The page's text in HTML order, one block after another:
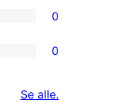
0
0
Se alleanmeldelser
.